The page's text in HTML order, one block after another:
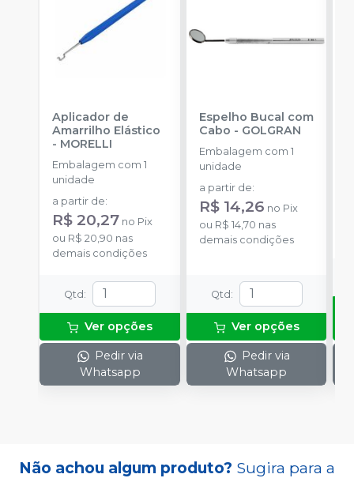
Aplicador de
Amarrilho Elástico
- MORELLI
Embalagem com 1
unidade
a partir de:
R$ 20,27 no Pix
ou R$ 20,90 nas
demais condições
Qtd:
Ver opções
Pedir via
Whatsapp
Espelho Bucal com
Cabo - GOLGRAN
Embalagem com 1
unidade
a partir de:
R$ 14,26 no Pix
ou R$ 14,70 nas
demais condições
Qtd:
Ver opções
Pedir via
Whatsapp
Não achou algum produto? Sugira para a